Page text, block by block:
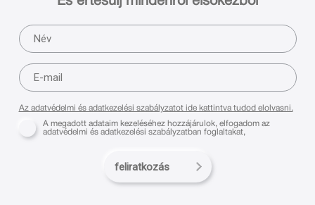
Az adatvédelmi és adatkezelési szabályzatot ide kattintva tudod elolvasni.
A megadott adataim kezeléséhez hozzájárulok, elfogadom az
adatvédelmi és adatkezelési szabályzatban foglaltakat,
feliratkozás